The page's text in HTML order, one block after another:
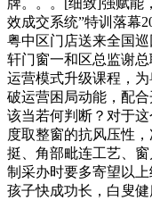
效成交系统”特训落幕
粤中区门店送来全国
轩门窗一和区总监谢
运营模式升级课程，
破运营困局动能，配
该当若何判断？对于
度取整窗的抗风压性
挺、角部毗连工艺、
制采办时要多寄望以
孩子快成功长，白叟